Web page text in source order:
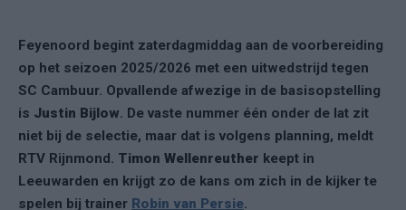
Feyenoord begint zaterdagmiddag aan de voorbereiding
op het seizoen 2025/2026 met een uitwedstrijd tegen
SC Cambuur. Opvallende afwezige in de basisopstelling
is Justin Bijlow. De vaste nummer één onder de lat zit
niet bij de selectie, maar dat is volgens planning, meldt
RTV Rijnmond. Timon Wellenreuther keept in
Leeuwarden en krijgt zo de kans om zich in de kijker te
spelen bij trainer Robin van Persie.